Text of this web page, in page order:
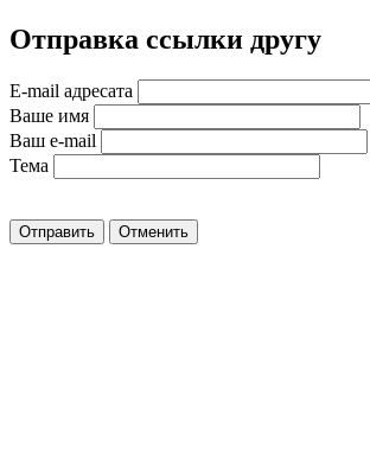
Отправка ссылки другу
E-mail адресата
Ваше имя
Ваш e-mail
Тема
Отправить Отменить